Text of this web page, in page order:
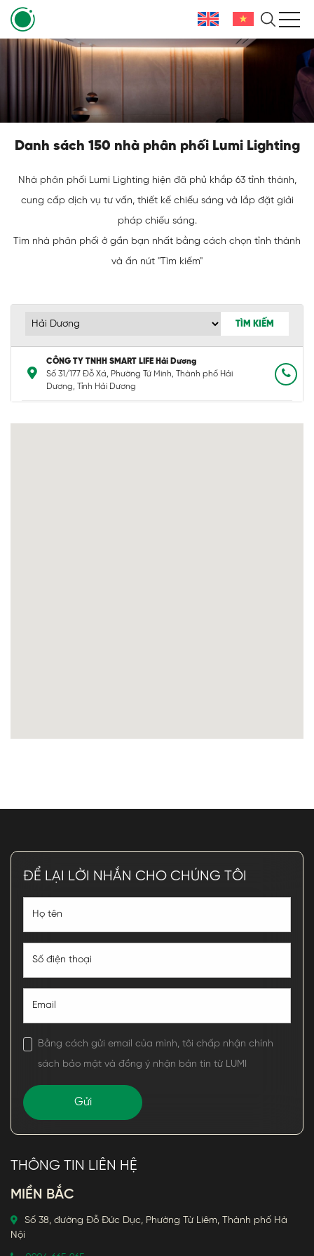
Danh sách 150 nhà phân phối Lumi Lighting
Nhà phân phối Lumi Lighting hiện đã phủ khắp 63 tỉnh thành,
cung cấp dịch vụ tư vấn, thiết kế chiếu sáng và lắp đặt giải
pháp chiếu sáng.
Tìm nhà phân phối ở gần bạn nhất bằng cách chọn tỉnh thành
và ấn nút "Tìm kiếm"
TÌM KIẾM
CÔNG TY TNHH SMART LIFE Hải Dương
Số 31/177 Đỗ Xá, Phường Tứ Minh, Thành phố Hải
Dương, Tỉnh Hải Dương
ĐỂ LẠI LỜI NHẮN CHO CHÚNG TÔI
Bằng cách gửi email của mình, tôi chấp nhận chính
sách bảo mật và đồng ý nhận bản tin từ LUMI
THÔNG TIN LIÊN HỆ
MIỀN BẮC
Số 38, đường Đỗ Đức Dục, Phường Từ Liêm, Thành phố Hà
Nội